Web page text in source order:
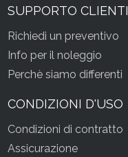
SUPPORTO CLIENTI
Richiedi un preventivo
Info per il noleggio
Perchè siamo differenti
CONDIZIONI D'USO
Condizioni di contratto
Assicurazione